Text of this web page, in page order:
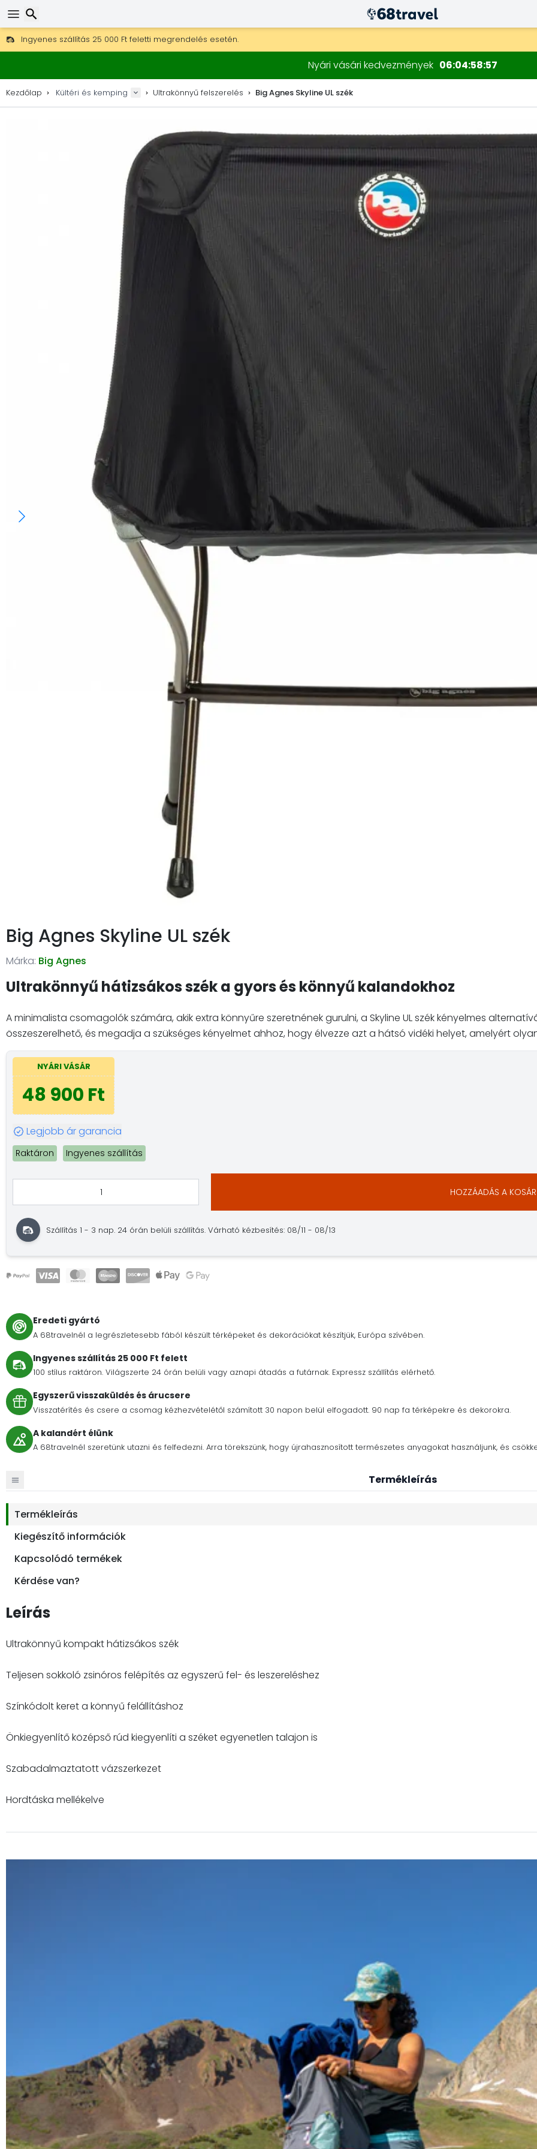
Ingyenes szállítás 25 000 Ft feletti megrendelés esetén.
30 nap a visszaküldésre, 90 nap a fa térképekre és dekorokra.
A legjobb árak outdoor felszerelésekre és kiegészítőkre.
Nyári vásári kedvezmények 06045856
Kezdőlap Kültéri és kemping Ultrakönnyű felszerelés Big Agnes Skyline UL szék
Big Agnes Skyline UL szék
Márka: Big Agnes
Ultrakönnyű hátizsákos szék a gyors és könnyű kalandokhoz
A minimalista csomagolók számára, akik extra könnyűre szeretnének gurulni, a Skyline UL szék kényelmes
összeszerelhető, és megadja a szükséges kényelmet ahhoz, hogy élvezze azt a hátsó vidéki helyet, amelyért
NYÁRI VÁSÁR
48 900 Ft
Legjobb ár garancia
Raktáron Ingyenes szállítás
HOZZÁADÁS A
Szállítás 1 - 3 nap. 24 órán belüli szállítás. Várható kézbesítés: 08/11 - 08/13
Eredeti gyártó
A 68travelnél a legrészletesebb fából készült térképeket és dekorációkat készítjük, Európa szívében.
Ingyenes szállítás 25 000 Ft felett
100 stílus raktáron. Világszerte 24 órán belüli vagy aznapi átadás a futárnak. Expressz szállítás elérhető.
Egyszerű visszaküldés és árucsere
Visszatérítés és csere a csomag kézhezvételétől számított 30 napon belül elfogadott. 90 nap fa térképekre és dekorokra.
A kalandért élünk
A 68travelnél szeretünk utazni és felfedezni. Arra törekszünk, hogy újrahasznosított természetes anyagokat használjunk, és
Termékleírás
Termékleírás
Kiegészítő információk
Kapcsolódó termékek
Kérdése van?
Leírás
Ultrakönnyű kompakt hátizsákos szék
Teljesen sokkoló zsinóros felépítés az egyszerű fel- és leszereléshez
Színkódolt keret a könnyű felállításhoz
Önkiegyenlítő középső rúd kiegyenlíti a széket egyenetlen talajon is
Szabadalmaztatott vázszerkezet
Hordtáska mellékelve
Keresés